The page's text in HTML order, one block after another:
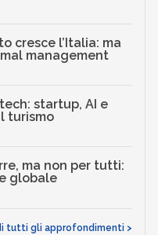
cresce l’Italia: ma
management
startup, AI e
turismo
ma non per tutti:
globale
tutti gli approfondimenti >